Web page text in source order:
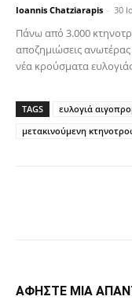
Ioannis Chatziarapis - 30
Πάνω από 3.000
αποζημιώσεις
νέα κρούσματα
TAGS ευλογιά
μετακινούμενη
ΑΦΗΣΤΕ ΜΙΑ